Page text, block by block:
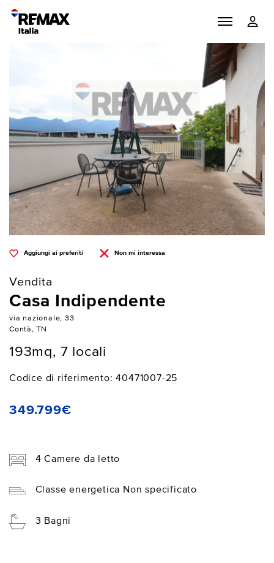
Aggiungi ai preferiti Non mi interessa
Vendita
Casa Indipendente
via nazionale, 33
Contà, TN
193mq, 7 locali
Codice di riferimento: 40471007-25
349.799€
4 Camere da letto
Classe energetica Non specificato
3 Bagni